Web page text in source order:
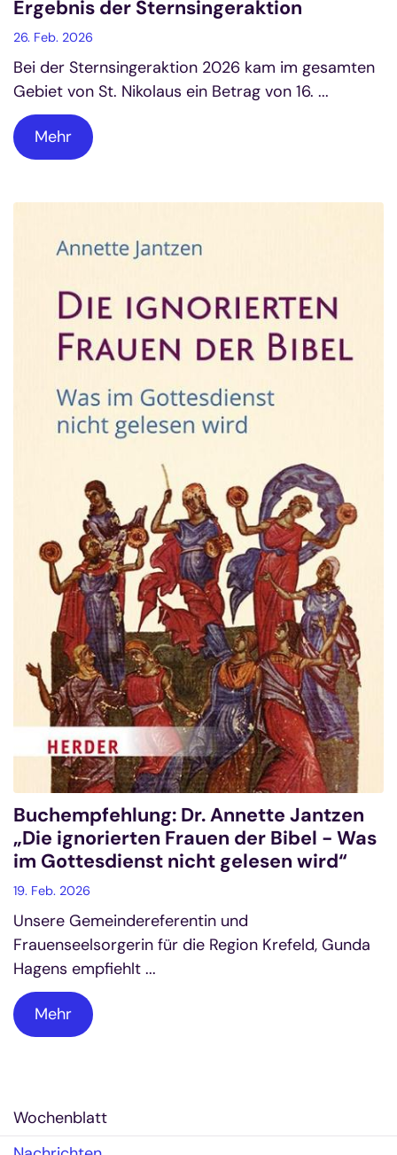
Ergebnis der Sternsingeraktion
26. Feb. 2026
Bei der Sternsingeraktion 2026 kam im gesamten
Gebiet von St. Nikolaus ein Betrag von 16. ...
Mehr
Buchempfehlung: Dr. Annette Jantzen
„Die ignorierten Frauen der Bibel - Was
im Gottesdienst nicht gelesen wird“
19. Feb. 2026
Unsere Gemeindereferentin und
Frauenseelsorgerin für die Region Krefeld, Gunda
Hagens empfiehlt ...
Mehr
Wochenblatt